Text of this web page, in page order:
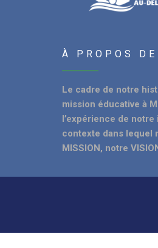
À PROPOS DE
Le cadre de notre
mission éducative à
l’expérience de
contexte dans lequel
MISSION, notre